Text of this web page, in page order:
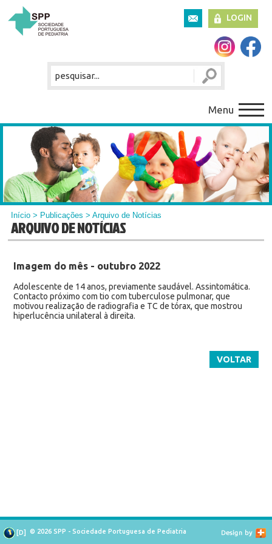
LOGIN
Menu
Início > Publicações > Arquivo de Notícias
ARQUIVO DE NOTÍCIAS
Imagem do mês - outubro 2022
Adolescente de 14 anos, previamente saudável. Assintomática.
Contacto próximo com tio com tuberculose pulmonar, que
motivou realização de radiografia e TC de tórax, que mostrou
hiperlucência unilateral à direita.
VOLTAR
[D] © 2026 SPP - Sociedade Portuguesa de Pediatria